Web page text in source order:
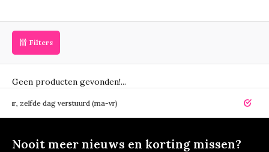
Filters
Geen producten gevonden!...
dag verstuurd (ma-vr) 14 dagen
Nooit meer nieuws en korting missen?